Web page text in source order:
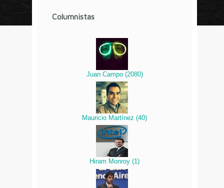
Columnistas
Juan Campo (2080)
Mauricio Martínez (40)
Hiram Monroy (1)